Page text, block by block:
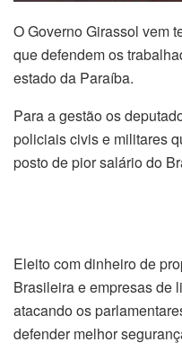
O Governo Girassol vem
que defendem os
estado da Paraíba.
Para a gestão os
policiais civis e militares
posto de pior salário do
Eleito com dinheiro de
Brasileira e empresas de
atacando os
defender melhor